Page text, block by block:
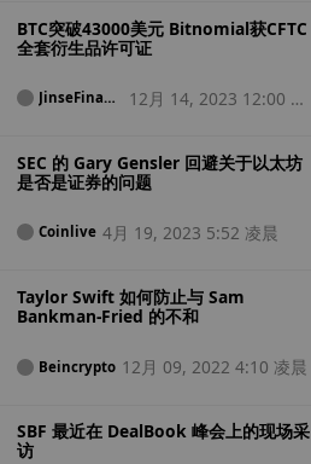
BTC突破43000美元 Bitnomial获CFTC
全套衍生品许可证
JinseFinanc
12月 14, 2023 12:00 凌
SEC 的 Gary Gensler 回避关于以太坊
是否是证券的问题
Coinlive 4月 19, 2023 5:52 凌晨
Taylor Swift 如何防止与 Sam
Bankman-Fried 的不和
Beincrypto 12月 09, 2022 4:10 凌晨
SBF 最近在 DealBook 峰会上的现场采
访